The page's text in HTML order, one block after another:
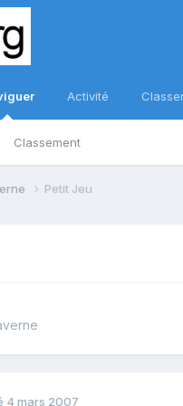
Classement
Activité
Petit Jeu
4 mars 2007